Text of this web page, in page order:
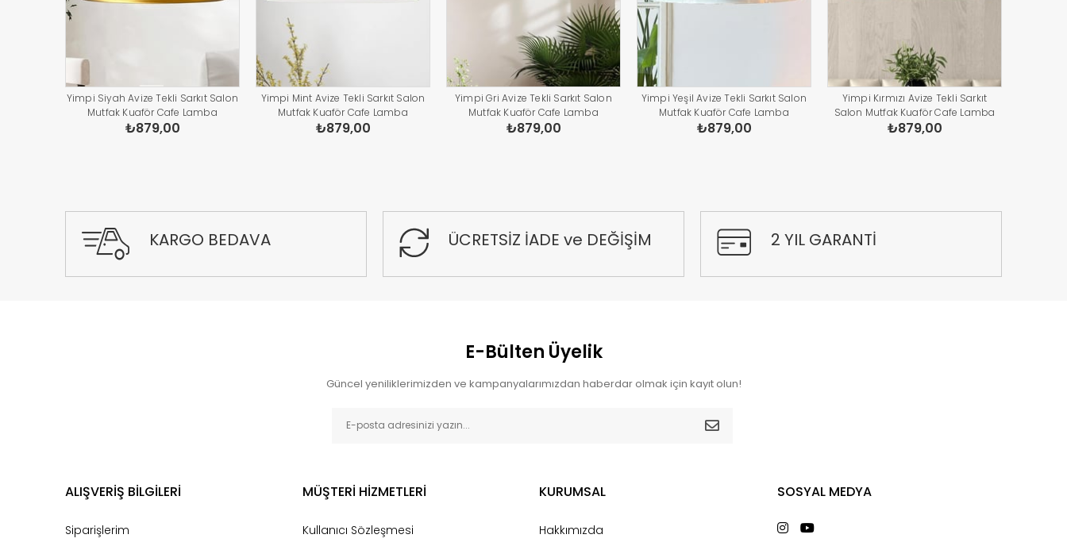
Yimpi Siyah Avize Tekli Sarkıt Salon
Mutfak Kuaför Cafe Lamba
Dekoratif Aydınlatma Pastane
₺879,00
Yimpi Mint Avize Tekli Sarkıt Salon
Mutfak Kuaför Cafe Lamba
Dekoratif Aydınlatma Pastane
₺879,00
Yimpi Gri Avize Tekli Sarkıt Salon
Mutfak Kuaför Cafe Lamba
Dekoratif Aydınlatma Pastane
₺879,00
Yimpi Yeşil Avize Tekli Sarkıt Salon
Mutfak Kuaför Cafe Lamba
Dekoratif Aydınlatma Pastane
₺879,00
Yimpi Kırmızı Avize Tekli Sarkıt
Salon Mutfak Kuaför Cafe Lamba
Dekoratif Aydınlatma Pastane
₺879,00
KARGO BEDAVA ÜCRETSİZ İADE ve DEĞİŞİM 2 YIL GARANTİ
E-Bülten Üyelik
Güncel yeniliklerimizden ve kampanyalarımızdan haberdar olmak için kayıt olun!
ALIŞVERİŞ BİLGİLERİ
Siparişlerim
MÜŞTERİ HİZMETLERİ
Kullanıcı Sözleşmesi
KURUMSAL
Hakkımızda
SOSYAL MEDYA